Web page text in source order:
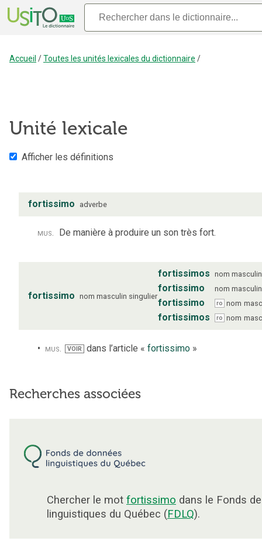
Accueil /Toutes les unités lexicales du dictionnaire /
Unité lexicale
Afficher les définitions
fortissimo adverbe
mus. De manière à produire un son très fort.
fortissimo nom masculin singulier
fortissimos nom masculin
fortissimo nom masculin
fortissimo ro nom
fortissimos ro nom
mus. VOIR dans l’article « fortissimo»
Recherches associées
Chercher le mot fortissimo dans le Fonds
linguistiques du Québec (FDLQ).